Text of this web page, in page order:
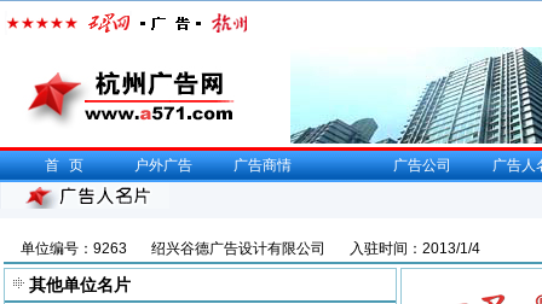
首页 户外广告 广告商情 广告公司 广告人
单位编号：9263 绍兴谷德广告设计有限公司 入驻时间：2013/1/4
其他单位名片